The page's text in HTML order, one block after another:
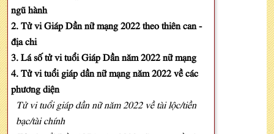
ngũ hành
2. Tử vi Giáp Dần nữ mạng 2022 theo thiên can -
địa chi
3. Lá số tử vi tuổi Giáp Dần năm 2022 nữ mạng
4. Tử vi tuổi giáp dần nữ mạng năm 2022 về các
phương diện
Tử vi tuổi giáp dần nữ năm 2022 về tài lộc/tiền
bạc/tài chính